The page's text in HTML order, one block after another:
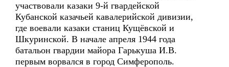
участвовали казаки 9-й гвардейской
Кубанской казачьей кавалерийской дивизии,
где воевали казаки станиц Кущёвской и
Шкуринской. В начале апреля 1944 года
батальон гвардии майора Гарькуша И.В.
первым ворвался в город Симферополь.